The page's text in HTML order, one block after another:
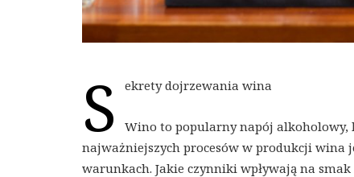
S ekrety dojrzewania wina
Wino to popularny napój alkoholowy,
najważniejszych procesów w produkcji wina
warunkach. Jakie czynniki wpływają na